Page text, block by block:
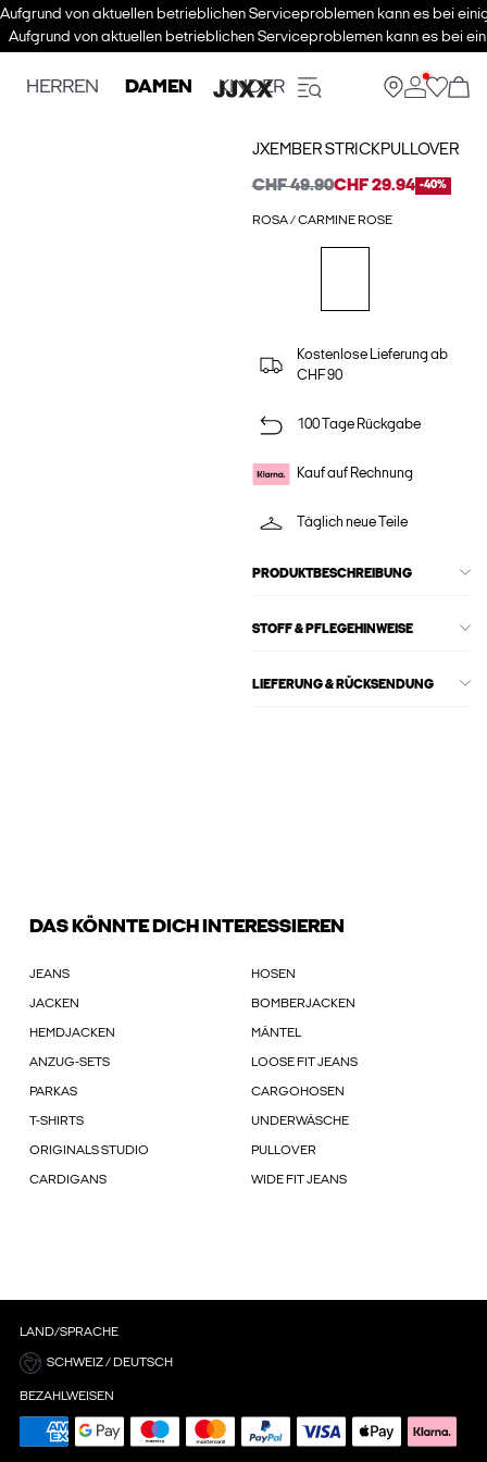
Aufgrund von aktuellen betrieblichen Serviceproblemen kann es bei
Aufgrund von aktuellen betrieblichen Serviceproblemen kann es bei
HERREN DAMEN KINDER
JXEMBER STRICKPULLOVER
CHF 49.90CHF 29.94 -40%
ROSA / CARMINE ROSE
Kostenlose Lieferung ab
CHF 90
100 Tage Rückgabe
Kauf auf Rechnung
Täglich neue Teile
PRODUKTBESCHREIBUNG
STOFF & PFLEGEHINWEISE
LIEFERUNG & RÜCKSENDUNG
DAS KÖNNTE DICH INTERESSIEREN
JEANS HOSEN
JACKEN BOMBERJACKEN
HEMDJACKEN MÄNTEL
ANZUG-SETS LOOSE FIT JEANS
PARKAS CARGOHOSEN
T-SHIRTS UNDERWÄSCHE
ORIGINALS STUDIO PULLOVER
CARDIGANS WIDE FIT JEANS
LAND/SPRACHE
SCHWEIZ / DEUTSCH
BEZAHLWEISEN